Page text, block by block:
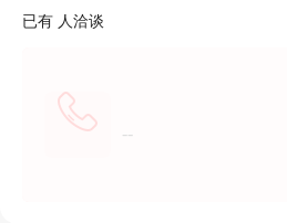
已有 人洽谈
--